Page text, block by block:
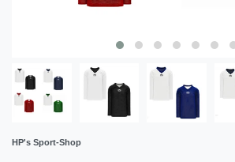
HP's Sport-Shop